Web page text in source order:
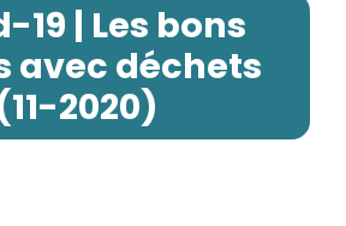
19 | Les bons
avec déchets
2020)